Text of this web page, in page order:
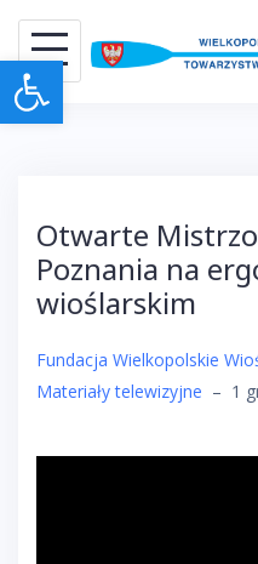
Otwórz pasek narzędzi
Skip
content
Otwarte
Poznania na
wioślarskim
Fundacja Wielkopolskie
Materiały telewizyjne – 1